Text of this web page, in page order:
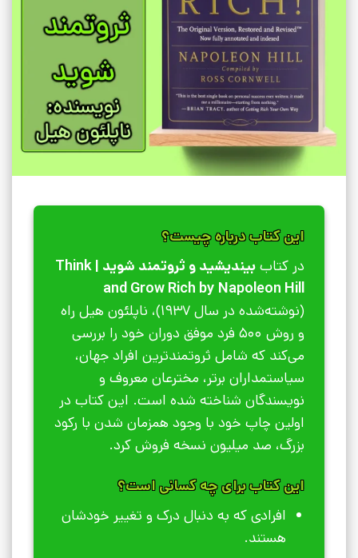
این کتاب درباره چیست؟
در کتاب
بیندیشید و ثروتمند شوید | Think
and Grow Rich by Napoleon Hill
(نوشته‌شده در سال 1937)، ناپلئون هیل راه
و روش 500 فرد موفق دوران خود را بررسی
می‌کند که شامل ثروتمندترین افراد جهان،
سیاستمداران برتر، مخترعان معروف و
نویسندگان شناخته شده است. این کتاب در
اولین چاپ خود با وجود همزمان شدن با رکود
بزرگ، صد میلیون نسخه فروش کرد.
این کتاب برای چه کسانی است؟
افرادی که به دنبال درک و تغییر خودشان
هستند.